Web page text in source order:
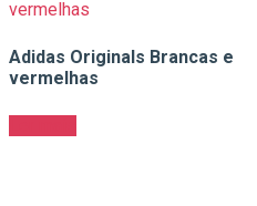
Adidas Originals Brancas e
vermelhas